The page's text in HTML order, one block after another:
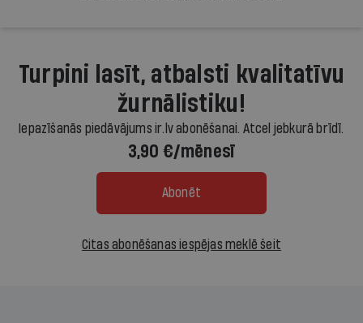
Turpini lasīt, atbalsti kvalitatīvu
žurnālistiku!
Iepazīšanās piedāvājums ir.lv abonēšanai. Atcel jebkurā brīdī.
3,90 €/mēnesī
Abonēt
Citas abonēšanas iespējas meklē šeit